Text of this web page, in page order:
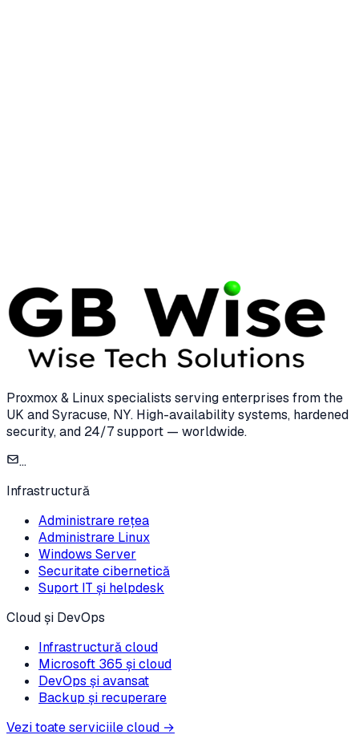
Proxmox & Linux specialists serving enterprises from the
UK and Syracuse, NY. High-availability systems, hardened
security, and 24/7 support — worldwide.
...
Infrastructură
Administrare rețea
Administrare Linux
Windows Server
Securitate cibernetică
Suport IT și helpdesk
Cloud și DevOps
Infrastructură cloud
Microsoft 365 și cloud
DevOps și avansat
Backup și recuperare
Vezi toate serviciile cloud →